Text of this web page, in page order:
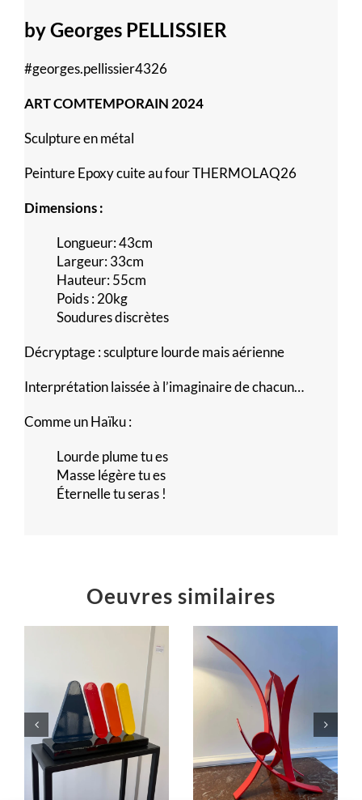
by Georges PELLISSIER
#georges.pellissier4326
ART COMTEMPORAIN 2024
Sculpture en métal
Peinture Epoxy cuite au four THERMOLAQ26
Dimensions :
Longueur: 43cm
Largeur: 33cm
Hauteur: 55cm
Poids : 20kg
Soudures discrètes
Décryptage : sculpture lourde mais aérienne
Interprétation laissée à l’imaginaire de chacun…
Comme un Haïku :
Lourde plume tu es
Masse légère tu es
Éternelle tu seras !
Oeuvres similaires
Éruption
jaillissement
rouge
Sculptures
« L’équilibre
dans le Cosmos.
C’est la fête !… »
Sculptures